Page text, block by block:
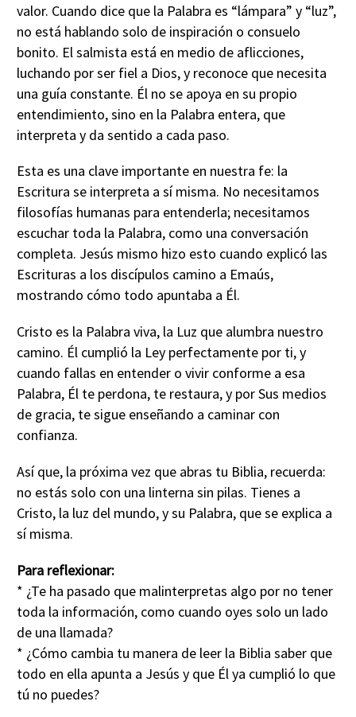
valor. Cuando dice que la Palabra es “lámpara” y “luz”,
no está hablando solo de inspiración o consuelo
bonito. El salmista está en medio de aflicciones,
luchando por ser fiel a Dios, y reconoce que necesita
una guía constante. Él no se apoya en su propio
entendimiento, sino en la Palabra entera, que
interpreta y da sentido a cada paso.
Esta es una clave importante en nuestra fe: la
Escritura se interpreta a sí misma. No necesitamos
filosofías humanas para entenderla; necesitamos
escuchar toda la Palabra, como una conversación
completa. Jesús mismo hizo esto cuando explicó las
Escrituras a los discípulos camino a Emaús,
mostrando cómo todo apuntaba a Él.
Cristo es la Palabra viva, la Luz que alumbra nuestro
camino. Él cumplió la Ley perfectamente por ti, y
cuando fallas en entender o vivir conforme a esa
Palabra, Él te perdona, te restaura, y por Sus medios
de gracia, te sigue enseñando a caminar con
confianza.
Así que, la próxima vez que abras tu Biblia, recuerda:
no estás solo con una linterna sin pilas. Tienes a
Cristo, la luz del mundo, y su Palabra, que se explica a
sí misma.
Para reflexionar:
* ¿Te ha pasado que malinterpretas algo por no tener
toda la información, como cuando oyes solo un lado
de una llamada?
* ¿Cómo cambia tu manera de leer la Biblia saber que
todo en ella apunta a Jesús y que Él ya cumplió lo que
tú no puedes?